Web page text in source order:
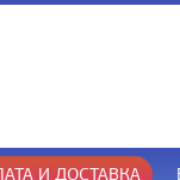
И ДОСТАВКА